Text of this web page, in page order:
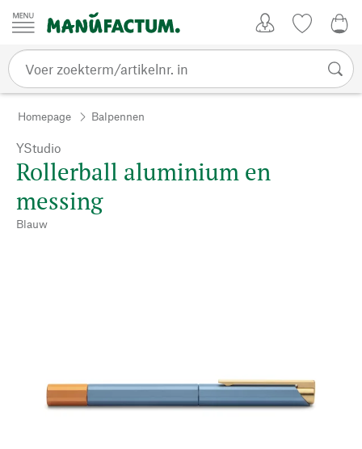
Passer au contenu
Homepage Balpennen
YStudio
Rollerball aluminium en
messing
Blauw